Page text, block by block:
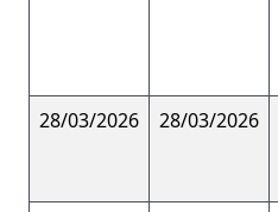
28/03/2026 28/03/2026